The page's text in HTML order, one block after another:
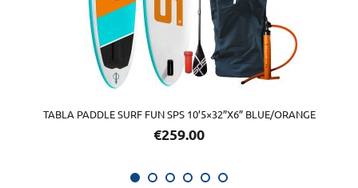
TABLA PADDLE SURF FUN SPS 10’5×32”X6” BLUE/ORANGE
€259.00